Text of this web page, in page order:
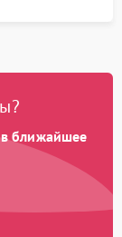
в ближайшее